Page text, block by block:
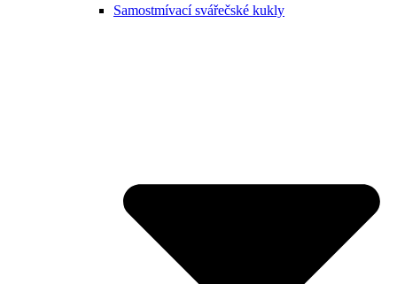
Samostmívací svářečské kukly